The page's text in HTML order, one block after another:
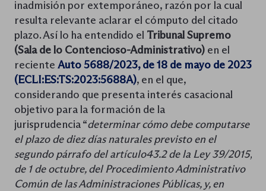
inadmisión por extemporáneo, razón por la cual
resulta relevante aclarar el cómputo del citado
plazo. Así lo ha entendido el Tribunal Supremo
(Sala de lo Contencioso-Administrativo) en el
reciente Auto 5688/2023, de 18 de mayo de 2023
(ECLI:ES:TS:2023:5688A), en el que,
considerando que presenta interés casacional
objetivo para la formación de la
jurisprudencia “determinar cómo debe computarse
el plazo de diez días naturales previsto en el
segundo párrafo del artículo43.2 de la Ley 39/2015,
de 1 de octubre, del Procedimiento Administrativo
Común de las Administraciones Públicas, y, en